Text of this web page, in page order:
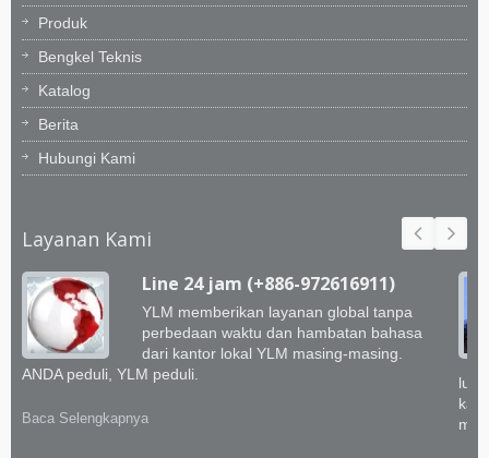
Produk
Bengkel Teknis
Katalog
Berita
Hubungi Kami
Layanan Kami
Line 24 jam (+886-972616911)
YLM memberikan layanan global tanpa
perbedaan waktu dan hambatan bahasa
dari kantor lokal YLM masing-masing.
ANDA peduli, YLM peduli.
Baca Selengkapnya